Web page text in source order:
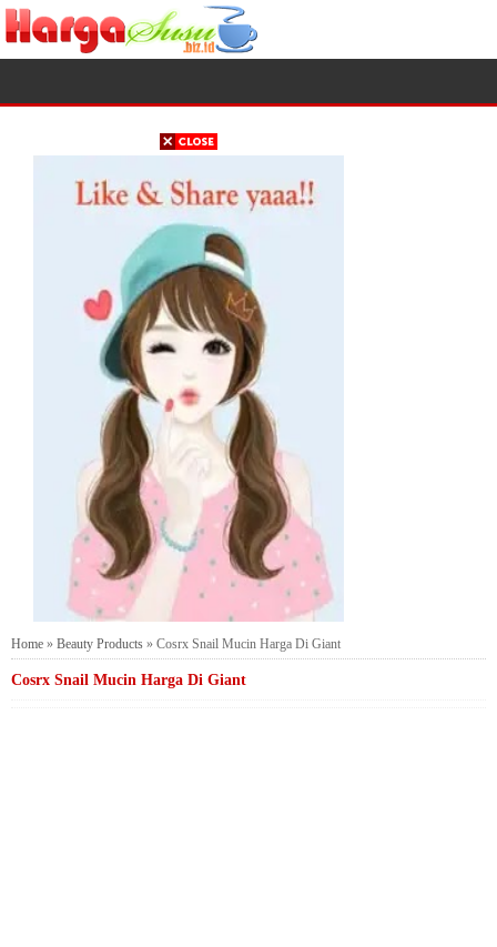
Home » Beauty Products » Cosrx Snail Mucin Harga Di Giant
Cosrx Snail Mucin Harga Di Giant